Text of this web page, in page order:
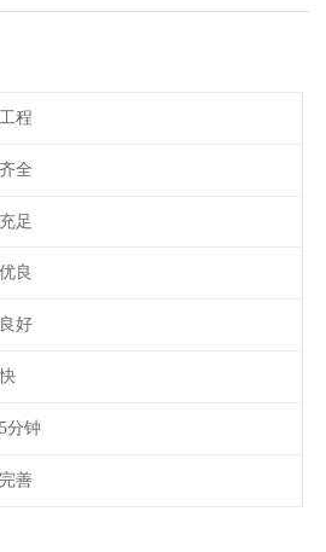
工程
齐全
充足
优良
良好
5分钟
完善